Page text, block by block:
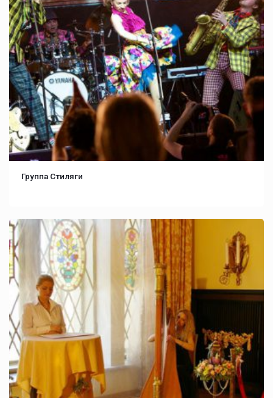
Группа Стиляги